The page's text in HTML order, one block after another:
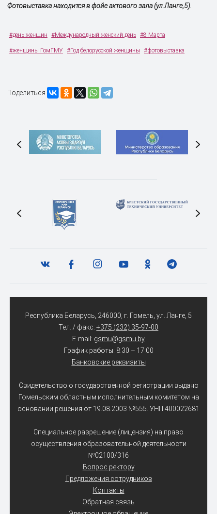
Фотовыставка находится в фойе актового зала (ул.Ланге,5).
#день женщин #Международный женский день #8 Марта
#женщины ГомГМУ #Год белорусской женщины #фотовыставка
Поделиться
Республика Беларусь, 246000, г. Гомель, ул. Ланге, 5
Тел. / факс: +375 (232) 35-97-00
E-mail: gsmu@gsmu.by
График работы: 8:30 – 17:00
Банковские реквизиты
Свидетельство о государственной регистрации выдано
Гомельским областным исполнительным комитетом на
основании решения от 19.08.2003 №555. УНП 400022681
Специальное разрешение (лицензия) на право
осуществления образовательной деятельности
№02100/316
Вопрос ректору
Предложения сотрудников
Контакты
Обратная связь